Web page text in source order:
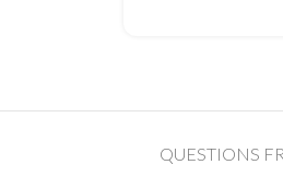
QUESTIONS